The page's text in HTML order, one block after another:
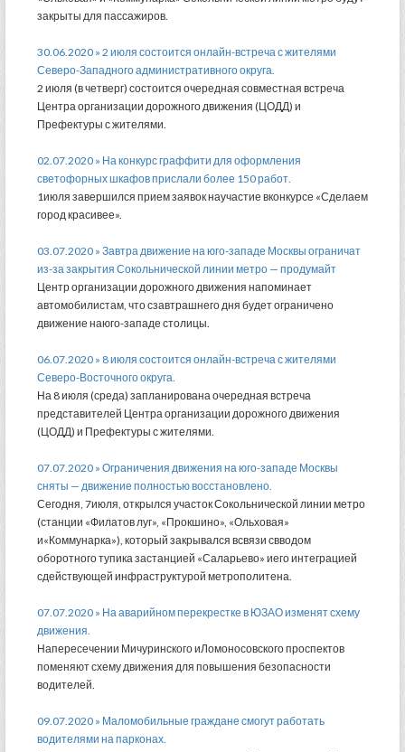
закрыты для пассажиров.
30.06.2020 » 2 июля состоится онлайн-встреча с жителями
Северо-Западного административного округа.
2 июля (в четверг) состоится очередная совместная встреча
Центра организации дорожного движения (ЦОДД) и
Префектуры с жителями.
02.07.2020 » На конкурс граффити для оформления
светофорных шкафов прислали более 150 работ.
1июля завершился прием заявок научастие вконкурсе «Сделаем
город красивее».
03.07.2020 » Завтра движение на юго-западе Москвы ограничат
из-за закрытия Сокольнической линии метро — продумайт
Центр организации дорожного движения напоминает
автомобилистам, что сзавтрашнего дня будет ограничено
движение наюго-западе столицы.
06.07.2020 » 8 июля состоится онлайн-встреча с жителями
Северо-Восточного округа.
На 8 июля (среда) запланирована очередная встреча
представителей Центра организации дорожного движения
(ЦОДД) и Префектуры с жителями.
07.07.2020 » Ограничения движения на юго-западе Москвы
сняты — движение полностью восстановлено.
Сегодня, 7июля, открылся участок Сокольнической линии метро
(станции «Филатов луг», «Прокшино», «Ольховая»
и«Коммунарка»), который закрывался всвязи свводом
оборотного тупика застанцией «Саларьево» иего интеграцией
сдействующей инфраструктурой метрополитена.
07.07.2020 » На аварийном перекрестке в ЮЗАО изменят схему
движения.
Напересечении Мичуринского иЛомоносовского проспектов
поменяют схему движения для повышения безопасности
водителей.
09.07.2020 » Маломобильные граждане смогут работать
водителями на парконах.